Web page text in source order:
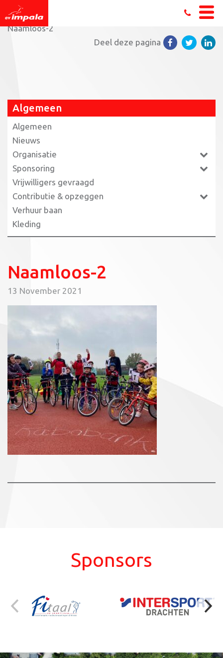
Home»Bedankt voor het stemmen op AV Impala
»
Naamloos-2
Deel deze pagina
Algemeen
Algemeen
Nieuws
Organisatie
Sponsoring
Vrijwilligers gevraagd
Contributie & opzeggen
Verhuur baan
Kleding
Naamloos-2
13 November 2021
Sponsors